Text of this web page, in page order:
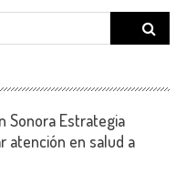
Search
for:
Sonora Estrategia
atención en salud a